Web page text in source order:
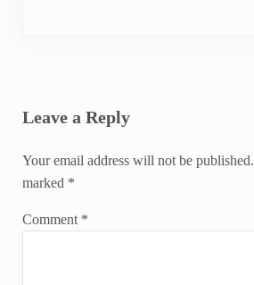
Leave a Reply
Your email address will not be published.
marked *
Comment *